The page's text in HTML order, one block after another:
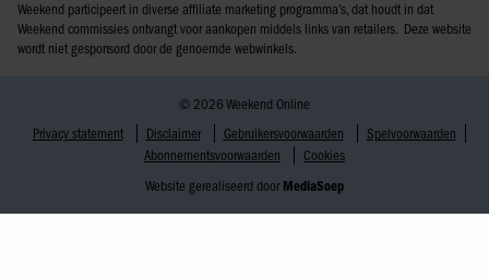
Weekend participeert in diverse affiliate marketing programma’s, dat houdt in dat
Weekend commissies ontvangt voor aankopen middels links van retailers. Deze website
wordt niet gesponsord door de genoemde webwinkels.
© 2026 Weekend Online
Privacy statement
Disclaimer Gebruikersvoorwaarden
Spelvoorwaarden
Abonnementsvoorwaarden
Cookies
Website gerealiseerd door MediaSoep